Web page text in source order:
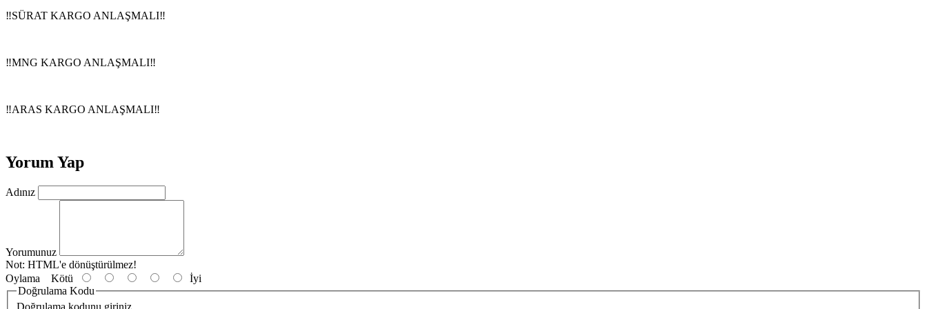
‼️SÜRAT KARGO ANLAŞMALI‼️
‼️MNG KARGO ANLAŞMALI‼️
‼️ARAS KARGO ANLAŞMALI‼️
Yorum Yap
Adınız
Yorumunuz
Not: HTML'e dönüştürülmez!
Oylama Kötü
İyi
Doğrulama Kodu